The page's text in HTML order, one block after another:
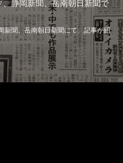
静岡新聞、岳南朝日新聞で